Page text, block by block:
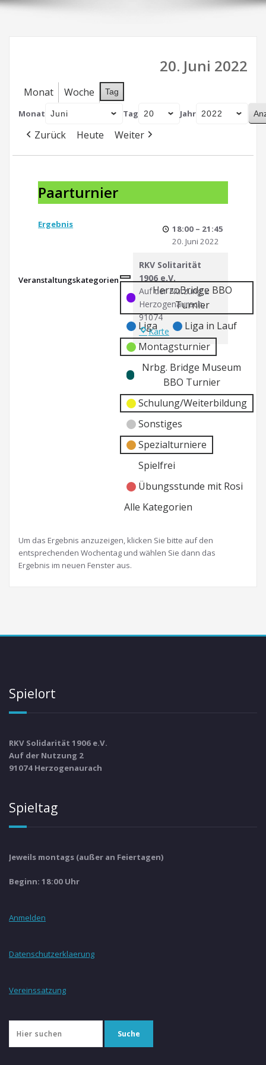
20. Juni 2022
Monat Woche Tag
Monat Tag Jahr
Zurück Heute Weiter
Paarturnier
18:00 – 21:45
20. Juni 2022
Ergebnis
RKV Solitarität
1906 e.V.
Auf der Nutzung 2
Herzogenaurach,
91074
Karte RKV
Solitarität
1906
e.V.
Veranstaltungskategorien Kategorie
ohne
Titel
Kategorie
ohne
Titel
HerzoBridge BBO
Turnier
Liga
Liga in Lauf
Montagsturnier
Nrbg. Bridge Museum
BBO Turnier
Schulung/Weiterbildung
Sonstiges
Spezialturniere
Spielfrei
Übungsstunde mit Rosi
Alle Kategorien
Um das Ergebnis anzuzeigen, klicken Sie bitte auf den
entsprechenden Wochentag und wählen Sie dann das
Ergebnis im neuen Fenster aus.
Spielort
RKV Solidarität 1906 e.V.
Auf der Nutzung 2
91074 Herzogenaurach
Spieltag
Jeweils montags (außer an Feiertagen)
Beginn: 18:00 Uhr
Anmelden
Datenschutzerklaerung
Vereinssatzung